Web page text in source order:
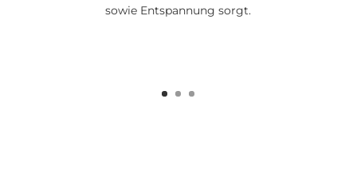
sowie Entspannung sorgt.